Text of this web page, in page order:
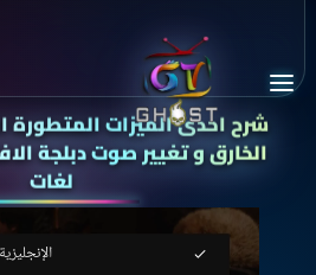
شرح احدى الميزات المتطورة
الخارقو تغيير صوت دبلجة
لغات